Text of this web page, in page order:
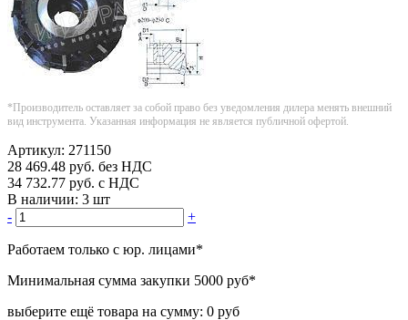
*Производитель оставляет за собой право без уведомления дилера менять внешний
вид инструмента. Указанная информация не является публичной офертой.
Артикул: 271150
28 469.48 руб. без НДС
34 732.77 руб. с НДС
В наличии: 3 шт
-
+
Работаем только с юр. лицами*
Минимальная сумма закупки 5000 руб*
выберите ещё товара на сумму: 0 руб